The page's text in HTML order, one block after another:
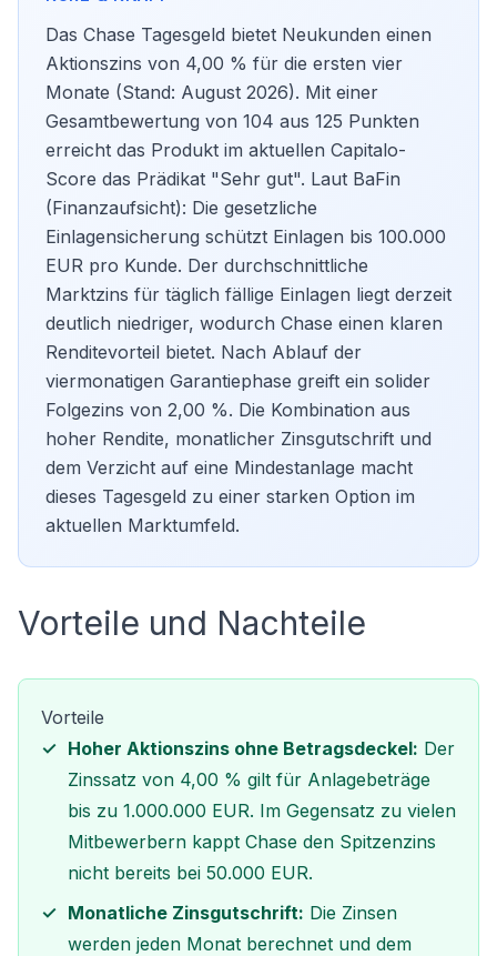
Das Chase Tagesgeld bietet Neukunden einen
Aktionszins von 4,00 % für die ersten vier
Monate (Stand: August 2026). Mit einer
Gesamtbewertung von 104 aus 125 Punkten
erreicht das Produkt im aktuellen Capitalo-
Score das Prädikat "Sehr gut". Laut BaFin
(Finanzaufsicht): Die gesetzliche
Einlagensicherung schützt Einlagen bis 100.000
EUR pro Kunde. Der durchschnittliche
Marktzins für täglich fällige Einlagen liegt derzeit
deutlich niedriger, wodurch Chase einen klaren
Renditevorteil bietet. Nach Ablauf der
viermonatigen Garantiephase greift ein solider
Folgezins von 2,00 %. Die Kombination aus
hoher Rendite, monatlicher Zinsgutschrift und
dem Verzicht auf eine Mindestanlage macht
dieses Tagesgeld zu einer starken Option im
aktuellen Marktumfeld.
Vorteile und Nachteile
Vorteile
Hoher Aktionszins ohne Betragsdeckel: Der
Zinssatz von 4,00 % gilt für Anlagebeträge
bis zu 1.000.000 EUR. Im Gegensatz zu vielen
Mitbewerbern kappt Chase den Spitzenzins
nicht bereits bei 50.000 EUR.
Monatliche Zinsgutschrift: Die Zinsen
werden jeden Monat berechnet und dem